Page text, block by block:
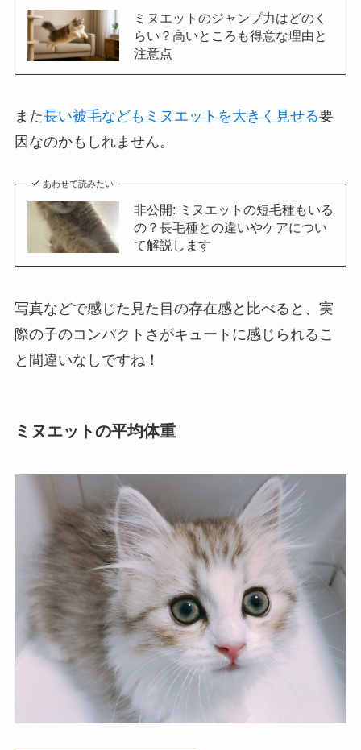
ミヌエットのジャンプ力はどのく
らい？高いところも得意な理由と
注意点
また長い被毛などもミヌエットを大きく見せる要
因なのかもしれません。
あわせて読みたい
非公開: ミヌエットの短毛種もいる
の？長毛種との違いやケアについ
て解説します
写真などで感じた見た目の存在感と比べると、実
際の子のコンパクトさがキュートに感じられるこ
と間違いなしですね！
ミヌエットの平均体重